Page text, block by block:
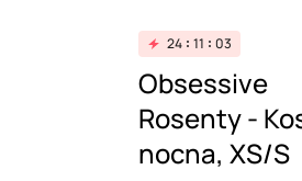
24 11 03
Obsessive
Rosenty -
nocna, XS/S